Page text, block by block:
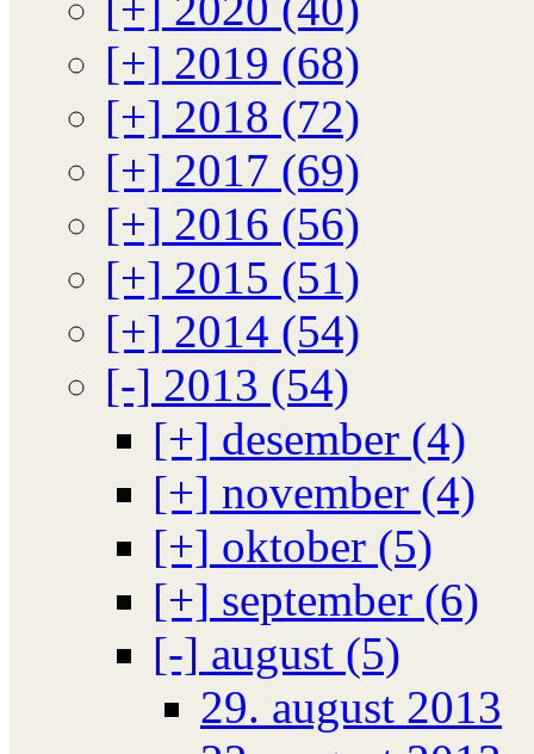
[+] 2019 (68)
[+] 2018 (72)
[+] 2017 (69)
[+] 2016 (56)
[+] 2015 (51)
[+] 2014 (54)
[-] 2013 (54)
[+] desember (4)
[+] november (4)
[+] oktober (5)
[+] september (6)
[-] august (5)
29. august 2013